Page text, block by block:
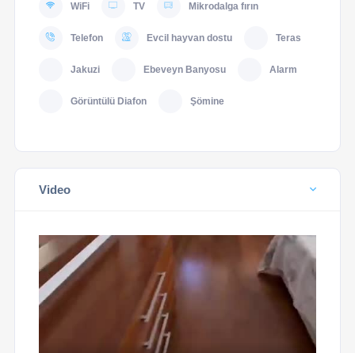
WiFi TV Mikrodalga fırın
Telefon Evcil hayvan dostu Teras
Jakuzi Ebeveyn Banyosu Alarm
Görüntülü Diafon Şömine
Video